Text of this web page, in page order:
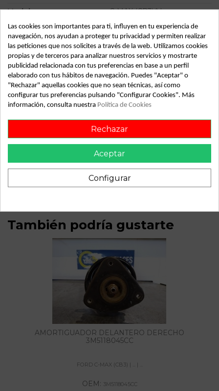
Modelo
C-MAX (CB3) * | ...
Tipo vehículo
Turismo
Almacén
49349
SubAlmacén
383
SubSubAlmacén
100029800
ID: 813518
Descripción
Recambio de cuadro instrumentos para ford c-max (cb3) | ...
| ... referencia OEM IAM 3M5F10A855A 4M5T10849GM
También podría gustarte
AMORTIGUADOR DELANTERO DERECHO
3M5118045CC
FORD C-MAX (CB3) | ... | ...
OEM: 3M5118045CC
Las cookies son importantes para ti, influyen en tu experiencia de
navegación, nos ayudan a proteger tu privacidad y permiten realizar
las peticiones que nos solicites a través de la web. Utilizamos cookies
propias y de terceros para analizar nuestros servicios y mostrarte
publicidad relacionada con tus preferencias en base a un perfil
elaborado con tus hábitos de navegación. Puedes "Aceptar" o
"Rechazar" aquellas cookies que no sean técnicas, así como
configurar tus preferencias pulsando "Configurar Cookies". Más
información, consulta nuestra Política de Cookies
Rechazar
Aceptar
Configurar